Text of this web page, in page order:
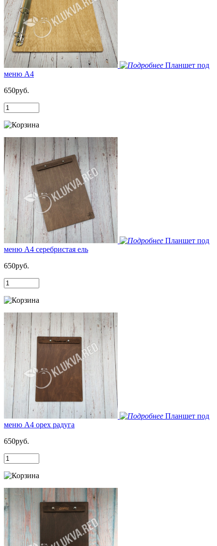
Планшет под
меню А4
650руб.
Планшет под
меню А4 серебристая ель
650руб.
Планшет под
меню А4 орех радуга
650руб.